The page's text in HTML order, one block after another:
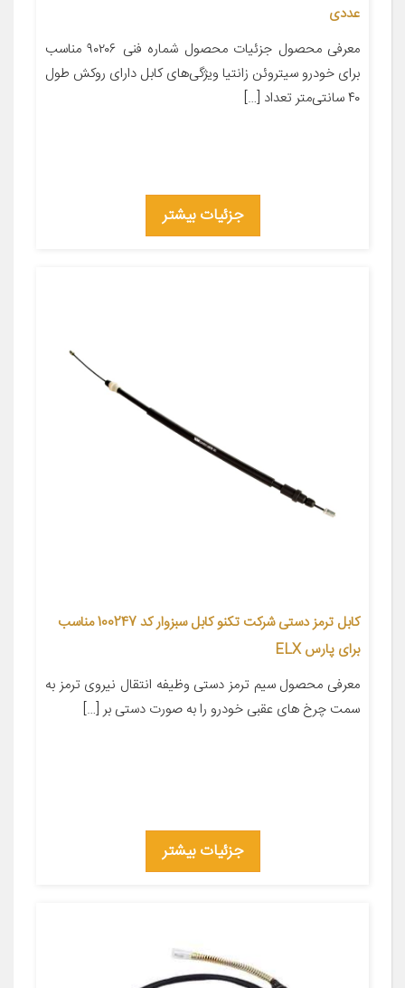
عددی
معرفی محصول جزئیات محصول شماره فنی ۹۰۲۰۶ مناسب
برای خودرو سیتروئن زانتیا ویژگی‌های کابل دارای روکش طول
۴۰ سانتی‌متر تعداد […]
جزئیات بیشتر
کابل ترمز دستی شرکت تکنو کابل سبزوار کد 100247 مناسب
برای پارس ELX
معرفی محصول سیم ترمز دستی وظیفه انتقال نیروی ترمز به
سمت چرخ های عقبی خودرو را به صورت دستی بر […]
جزئیات بیشتر